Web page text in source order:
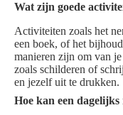
Wat zijn goede
Activiteiten zoals het
een boek, of het
manieren zijn om van
zoals schilderen of
en jezelf uit te drukken.
Hoe kan een